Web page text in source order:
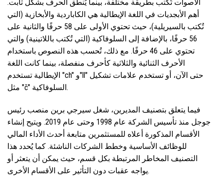
الأصوات تُكتب بطريقة مختلفة، بينما يُنطق الحرف بشكل ثابت.
أهم الأبجديات في اللغة الإيطالية هي الكاباردية والأبخازية (التي
تُكتب بالسيريلية)، حيث تحتوي الأولى على 58 حرفًا والثانية على
56 حرفًا، بالإضافة إلى السلوفاكية (التي تُكتب باللاتينية) والتي
تحتوي على 46 حرفًا. مع ذلك، تُحسب هذه النصوص باستخدام
الأحرف الثنائية والثلاثية كأحرف منفصلة، ​​بينما كانت اللغة
الإيطالية تستخدم "ch" و"ll" حتى الآن، أو تستخدم علامات تشكيل
مثل "č" السلوفاكية.
فيما يتعلق بتصنيف المديرين، شغل سيرجي برين منصب رئيس
جوجل منذ تأسيس الشركة عام 1998 وحتى عام 2019. ويتيح إنشاء
الأقسام المذكورة أعلاه للمستثمرين متابعة أحدث الأداء المالي
للوظائف الأساسية وخطط الشركات الناشئة. كما يُحدد هذا
التصنيف المخاطر المرتبطة بكل قسم، حيث يمكن أن يتعثر أو
يواجه عقبات دون التأثير على الأقسام الأخرى.